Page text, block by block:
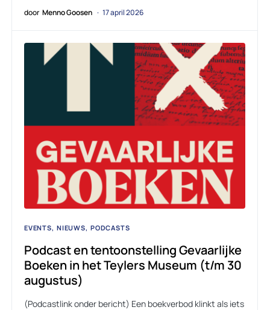
door Menno Goosen 17 april 2026
EVENTS NIEUWS PODCASTS
Podcast en tentoonstelling Gevaarlijke
Boeken in het Teylers Museum (t/m 30
augustus)
(Podcastlink onder bericht) Een boekverbod klinkt als iets